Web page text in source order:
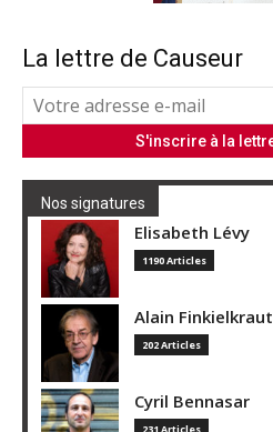
La lettre de Causeur
Nos signatures
Elisabeth Lévy
1190 Articles
Alain Finkielkraut
202 Articles
Cyril Bennasar